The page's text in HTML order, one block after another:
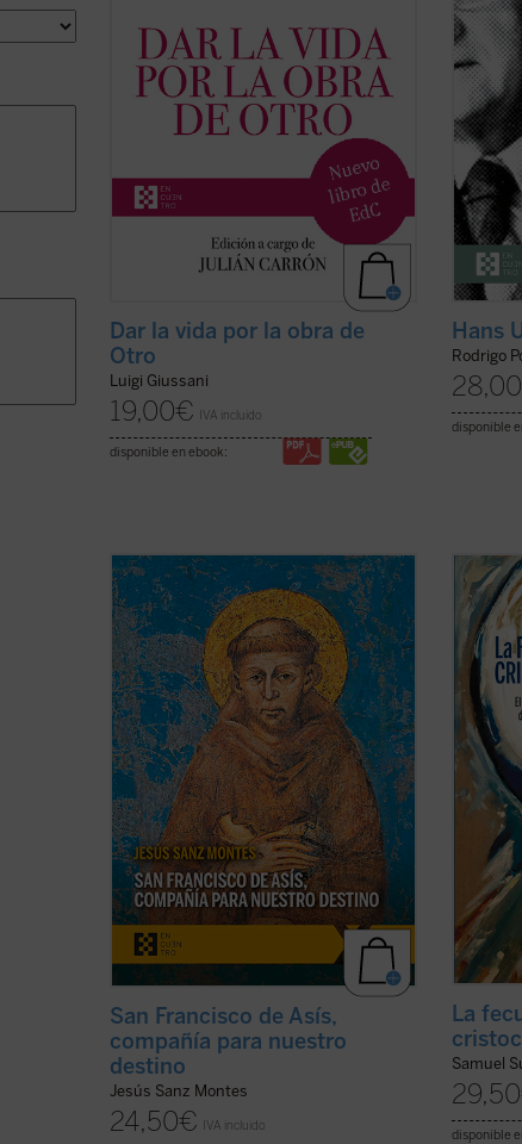
Giussani pone de ...
(ver ficha)
Dar la vida por la obra de
Otro
Luigi Giussani
19,00€ IVA incluido
disponible en ebook:
ficha)
Hans
Rodrigo
28,00
disponible
La de san Francisco de Asís es una de las
historias de santidad más enraizadas en
el Evangelio, generando en su familia
espiritual todos los registros de una
santidad encarnada en el tiempo de cada
época. «El autor hace un regalo de lúcida
... (ver ficha)
San Francisco de Asís,
compañía para nuestro
destino
Jesús Sanz Montes
24,50€ IVA incluido
Antes
el
Henri
orden
...
(ver
La
Samuel
29,50
disponible